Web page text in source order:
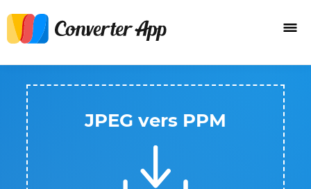
JPEG vers PPM